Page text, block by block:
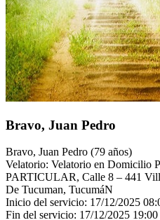
Toggle Conocenos submenu
Bravo, Juan Pedro
Bravo, Juan Pedro (79 años)
Velatorio: Velatorio en Domicilio
PARTICULAR, Calle 8 – 441
De Tucuman, TucumáN
Inicio del servicio: 17/12/2025
Fin del servicio: 17/12/2025 19:00